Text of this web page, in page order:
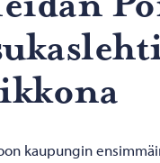
kaupungin